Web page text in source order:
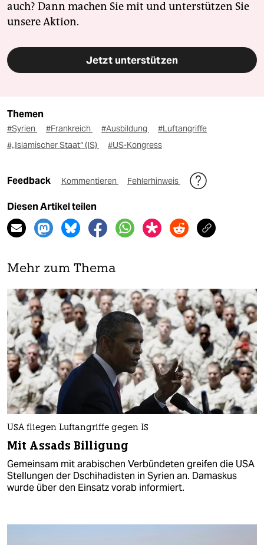
auch? Dann machen Sie mit und unterstützen Sie
unsere Aktion.
Jetzt unterstützen
Themen
#Syrien #Frankreich #Ausbildung
#Luftangriffe
#„Islamischer Staat“ (IS)
#US-Kongress
Feedback Kommentieren Fehlerhinweis
Diesen Artikel teilen
Mehr zum Thema
USA fliegen Luftangriffe gegen IS
Mit Assads Billigung
Gemeinsam mit arabischen Verbündeten greifen die USA
Stellungen der Dschihadisten in Syrien an. Damaskus
wurde über den Einsatz vorab informiert.